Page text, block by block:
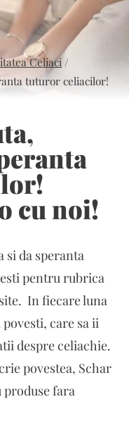
Celiaci /
tuturor celiacilor!
cu noi!
si da speranta
pentru rubrica
In fiecare luna
care sa ii
despre celiachie.
povestea, Schar
produse fara